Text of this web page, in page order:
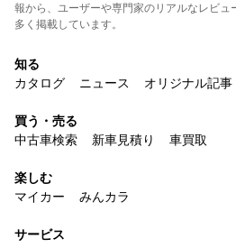
報から、ユーザーや専門家のリアルなレビュ
多く掲載しています。
知る
カタログ
ニュース オリジナル記事
買う・売る
中古車検索
新車見積り 車買取
楽しむ
マイカー
みんカラ
サービス